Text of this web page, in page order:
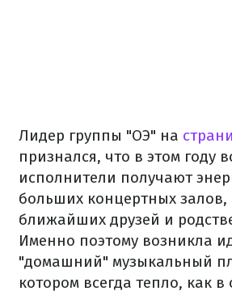
Лидер группы "ОЭ" на
признался, что в этом году
исполнители получают
больших концертных залов,
ближайших друзей и
Именно поэтому возникла
"домашний" музыкальный
котором всегда тепло, как